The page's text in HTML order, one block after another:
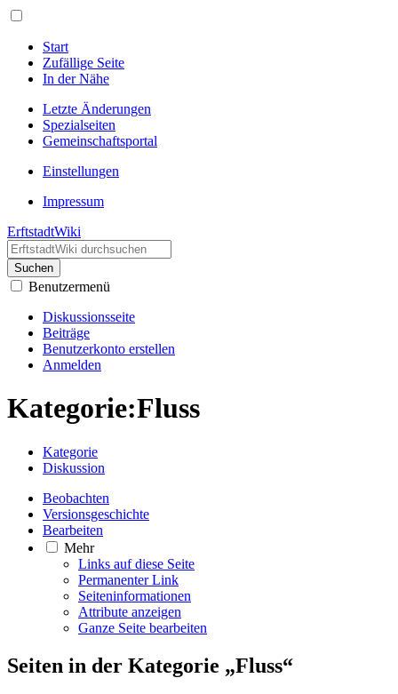
Start
Zufällige Seite
In der Nähe
Letzte Änderungen
Spezialseiten
Gemeinschafts­portal
Einstellungen
Impressum
ErftstadtWiki
Suchen
Benutzermenü
Diskussionsseite
Beiträge
Benutzerkonto erstellen
Anmelden
Kategorie:Fluss
Kategorie
Diskussion
Beobachten
Versionsgeschichte
Bearbeiten
Mehr
Links auf diese Seite
Permanenter Link
Seiten­­informationen
Attribute anzeigen
Ganze Seite bearbeiten
Seiten in der Kategorie „Fluss“